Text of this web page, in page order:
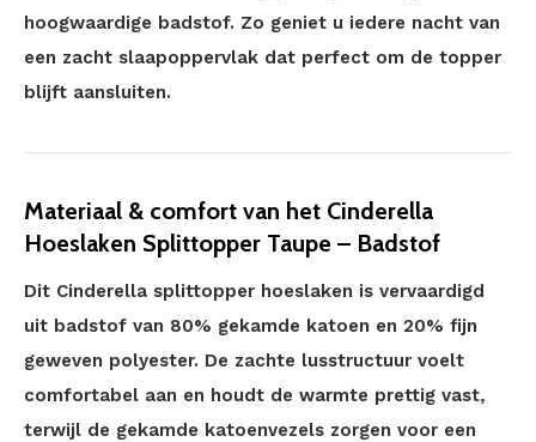
hoogwaardige badstof. Zo geniet u iedere nacht van
een zacht slaapoppervlak dat perfect om de topper
blijft aansluiten.
Materiaal & comfort van het Cinderella
Hoeslaken Splittopper Taupe – Badstof
Dit Cinderella splittopper hoeslaken is vervaardigd
uit badstof van 80% gekamde katoen en 20% fijn
geweven polyester. De zachte lusstructuur voelt
comfortabel aan en houdt de warmte prettig vast,
terwijl de gekamde katoenvezels zorgen voor een